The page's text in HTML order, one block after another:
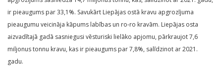
ir pieaugums par 33,1%. Savukārt Liepājas ostā kravu apgrozījuma
pieaugumu veicināja kāpums labības un ro-ro kravām. Liepājas osta
aizvadītajā gadā sasniegusi vēsturiski lielāko apjomu, pārkraujot 7,6
miljonus tonnu kravu, kas ir pieaugums par 7,8%, salīdzinot ar 2021.
gadu.